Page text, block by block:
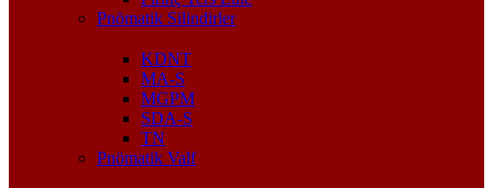
Pnömatik Silindirler
KDNT
MA-S
MGPM
SDA-S
TN
Pnömatik Valf